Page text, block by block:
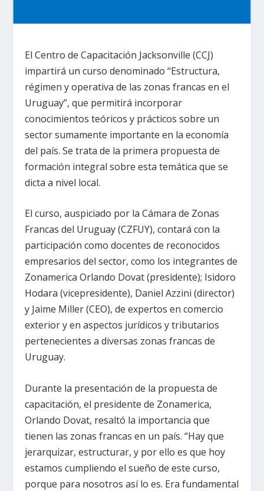
El Centro de Capacitación Jacksonville (CCJ)
impartirá un curso denominado “Estructura,
régimen y operativa de las zonas francas en el
Uruguay”, que permitirá incorporar
conocimientos teóricos y prácticos sobre un
sector sumamente importante en la economía
del país. Se trata de la primera propuesta de
formación integral sobre esta temática que se
dicta a nivel local.
El curso, auspiciado por la Cámara de Zonas
Francas del Uruguay (CZFUY), contará con la
participación como docentes de reconocidos
empresarios del sector, como los integrantes de
Zonamerica Orlando Dovat (presidente); Isidoro
Hodara (vicepresidente), Daniel Azzini (director)
y Jaime Miller (CEO), de expertos en comercio
exterior y en aspectos jurídicos y tributarios
pertenecientes a diversas zonas francas de
Uruguay.
Durante la presentación de la propuesta de
capacitación, el presidente de Zonamerica,
Orlando Dovat, resaltó la importancia que
tienen las zonas francas en un país. “Hay que
jerarquizar, estructurar, y por ello es que hoy
estamos cumpliendo el sueño de este curso,
porque para nosotros así lo es. Era fundamental